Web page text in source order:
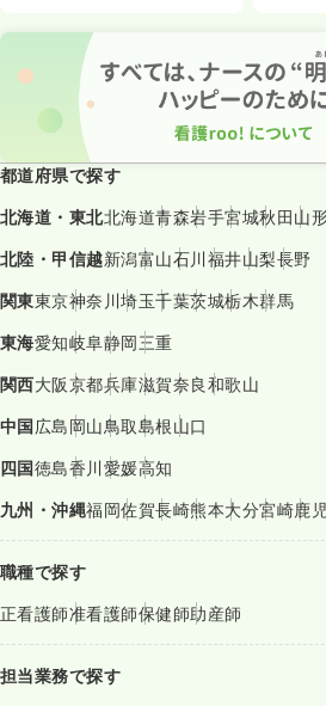
都道府県で探す
北海道・東北北海道青森岩手宮城秋田山
北陸・甲信越新潟富山石川福井山梨長野
関東東京神奈川埼玉千葉茨城栃木群馬
東海愛知岐阜静岡三重
関西大阪京都兵庫滋賀奈良和歌山
中国広島岡山鳥取島根山口
四国徳島香川愛媛高知
九州・沖縄福岡佐賀長崎熊本大分宮崎鹿
職種で探す
正看護師准看護師保健師助産師
担当業務で探す